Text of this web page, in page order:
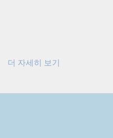
더 자세히 보기